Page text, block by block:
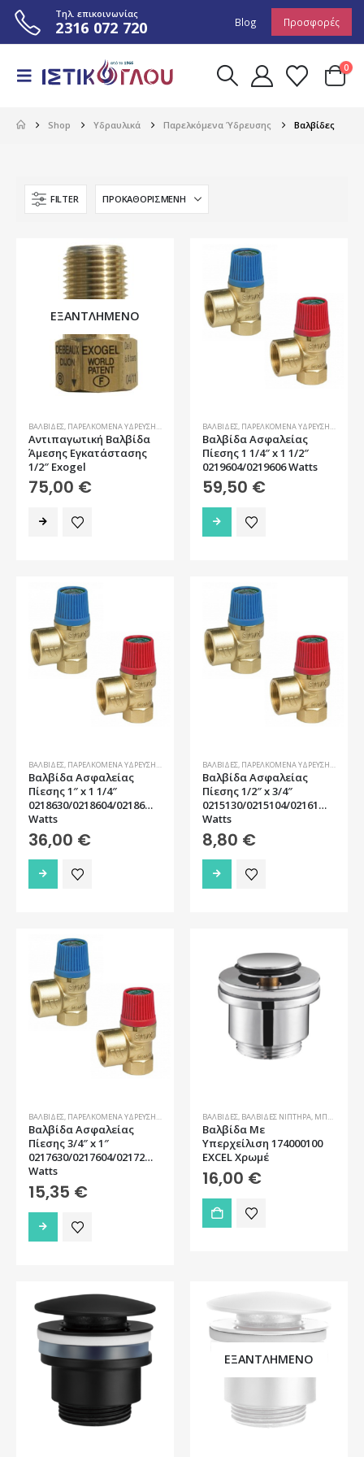
Τηλ. επικοινωνίας
2316 072 720 Blog Προσφορές
0
Shop Υδραυλικά Παρελκόμενα Ύδρευσης Βαλβίδες
FILTER
ΕΞΑΝΤΛΗΜΈΝΟ
ΒΑΛΒΊΔΕΣ, ΠΑΡΕΛΚΌΜΕΝΑ ΎΔΡΕΥΣΗΣ ,
Αντιπαγωτική Βαλβίδα
Άμεσης Εγκατάστασης
1/2″ Exogel
75,00 €
ΒΑΛΒΊΔΕΣ, ΠΑΡΕΛΚΌΜΕΝΑ ΎΔΡΕΥΣΗΣ ,
Βαλβίδα Ασφαλείας
Πίεσης 1 1/4″ x 1 1/2″
0219604/0219606 Watts
59,50 €
Αυτό
το
πολλαπλές
παραλλαγές.
επιλογές
μπορούν
προϊόντος
ΒΑΛΒΊΔΕΣ, ΠΑΡΕΛΚΌΜΕΝΑ ΎΔΡΕΥΣΗΣ ,
Βαλβίδα Ασφαλείας
Πίεσης 1″ x 1 1/4″
0218630/0218604/0218606
Watts
36,00 €
Αυτό
το
πολλαπλές
παραλλαγές.
επιλογές
μπορούν
προϊόντος
ΒΑΛΒΊΔΕΣ, ΠΑΡΕΛΚΌΜΕΝΑ ΎΔΡΕΥΣΗΣ ,
Βαλβίδα Ασφαλείας
Πίεσης 1/2″ x 3/4″
0215130/0215104/0216106/
Watts
8,80 €
Αυτό
το
παραλλαγές.
επιλογές
μπορούν
επιλεγούν
προϊόντος
ΒΑΛΒΊΔΕΣ, ΠΑΡΕΛΚΌΜΕΝΑ ΎΔΡΕΥΣΗΣ ,
Βαλβίδα Ασφαλείας
Πίεσης 3/4″ x 1″
0217630/0217604/0217206/0217208
Watts
15,35 €
Αυτό
το
πολλαπλές
παραλλαγές.
Οι
επιλογές
μπορούν
επιλεγούν
ΒΑΛΒΊΔΕΣ, ΒΑΛΒΊΔΕΣ ΝΙΠΤΉΡΑ, ΜΠΆΝΙΟ
Βαλβίδα Με
Υπερχείλιση 174000100
EXCEL Χρωμέ
16,00 €
ΕΞΑΝΤΛΗΜΈΝΟ